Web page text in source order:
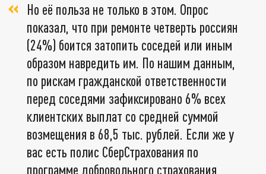
Но её польза не только в этом. Опрос
показал, что при ремонте четверть россиян
(24%) боится затопить соседей или иным
образом навредить им. По нашим данным,
по рискам гражданской ответственности
перед соседями зафиксировано 6% всех
клиентских выплат со средней суммой
возмещения в 68,5 тыс. рублей. Если же у
вас есть полис СберСтрахования по
программе добровольного страхования